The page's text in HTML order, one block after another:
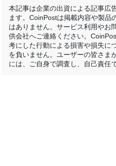
本記事は企業の出資による記事広
ます。CoinPostは掲載内容や製品
はありません。サービス利用やお
供会社へご連絡ください。
考にした行動による損害や損失に
を負いません。ユーザーの皆さま
には、ご自身で調査し、自己責任